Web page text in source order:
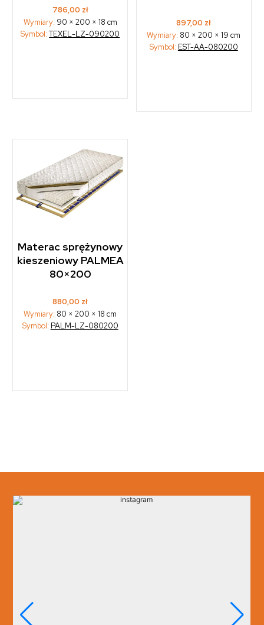
786,00 zł
Wymiary: 90 × 200 × 18 cm
Symbol:TEXEL-LZ-090200
897,00 zł
Wymiary: 80 × 200 × 19 cm
Symbol: EST-AA-080200
Materac sprężynowy
kieszeniowy PALMEA
80×200
880,00 zł
Wymiary: 80 × 200 × 18 cm
Symbol: PALM-LZ-080200